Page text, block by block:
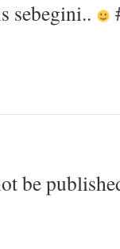
sebegini..
be